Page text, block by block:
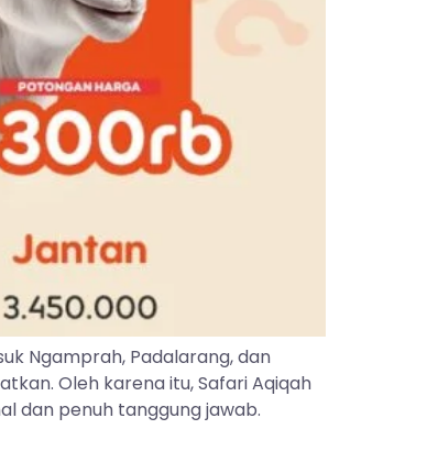
Ngamprah, Padalarang, dan
Oleh karena itu, Safari Aqiqah
dan penuh tanggung jawab.